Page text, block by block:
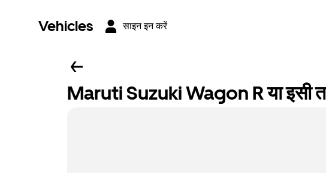
Vehicles साइन इन करें
Maruti Suzuki Wagon R या इसी